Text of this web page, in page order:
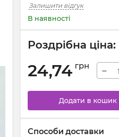
Залишити відгук
В наявності
Роздрібна ціна:
24,74 грн −
Додати в кошик
Способи доставки